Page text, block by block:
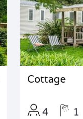
Cottage
4 1